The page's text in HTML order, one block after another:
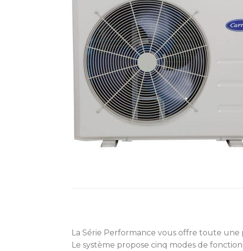
La Série Performance vous offre toute
Le système propose cinq modes de